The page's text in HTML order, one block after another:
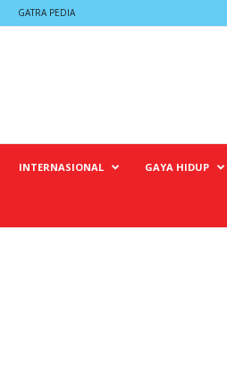
GATRA PEDIA
INTERNASIONAL GAYA HIDUP